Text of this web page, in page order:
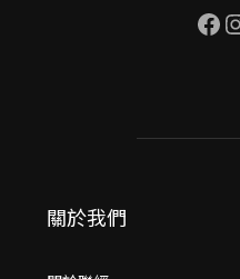
Facebook
關於我們